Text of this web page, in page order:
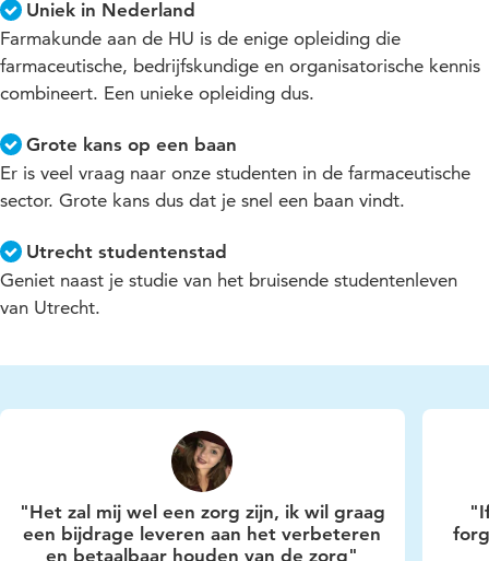
Uniek in Nederland
Farmakunde aan de HU is de enige opleiding die
farmaceutische, bedrijfskundige en organisatorische kennis
combineert. Een unieke opleiding dus.
Grote kans op een baan
Er is veel vraag naar onze studenten in de farmaceutische
sector. Grote kans dus dat je snel een baan vindt.
Utrecht studentenstad
Geniet naast je studie van het bruisende studentenleven
van Utrecht.
"Het zal mij wel een zorg zijn, ik wil graag
een bijdrage leveren aan het verbeteren
en betaalbaar houden van de zorg"